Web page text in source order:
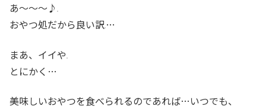
あ〜〜〜♪
おやつ処だから良い訳…
まあ、イイや
とにかく…
美味しいおやつを食べられるのであれば…いつでも、